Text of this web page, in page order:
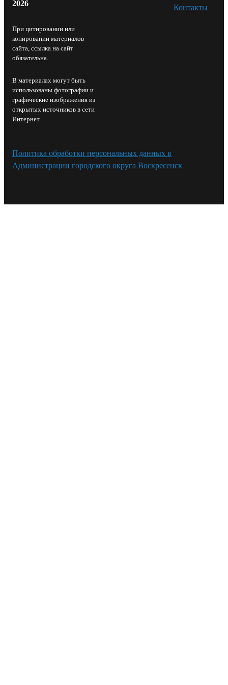
2026
При цитировании или
копировании материалов
сайта, ссылка на сайт
обязательна.
В материалах могут быть
использованы фотографии и
графические изображения из
открытых источников в сети
Интернет.
Контакты⁠
Политика обработки персональных данных в
Администрации городского округа Воскресенск